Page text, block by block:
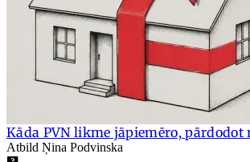
Kāda PVN likme jāpiemēro, pārdodot
Atbild Ņina Podvinska